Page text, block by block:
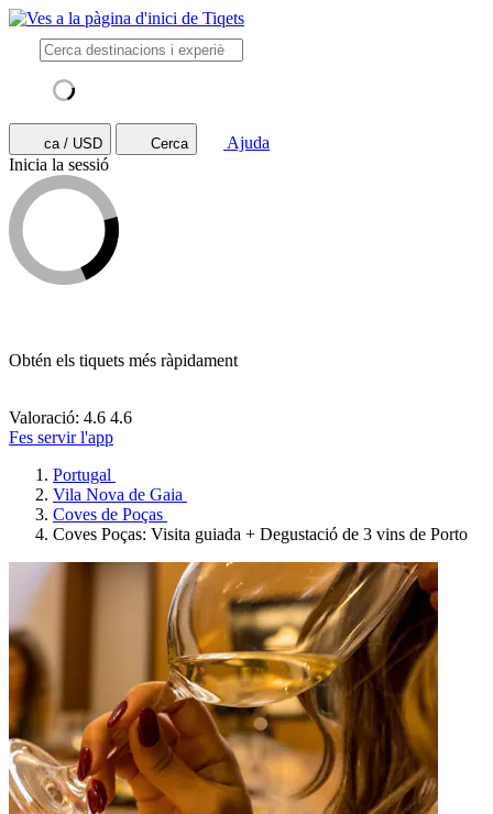
ca / USD Cerca
Ajuda
Inicia la sessió
Obtén els tiquets més ràpidament
Valoració: 4.6 4.6
Fes servir l'app
Portugal
Vila Nova de Gaia
Coves de Poças
Coves Poças: Visita guiada + Degustació de 3 vins de Porto